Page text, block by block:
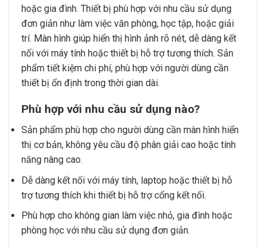
hoặc gia đình. Thiết bị phù hợp với nhu cầu sử dụng
đơn giản như làm việc văn phòng, học tập, hoặc giải
trí. Màn hình giúp hiển thị hình ảnh rõ nét, dễ dàng kết
nối với máy tính hoặc thiết bị hỗ trợ tương thích. Sản
phẩm tiết kiệm chi phí, phù hợp với người dùng cần
thiết bị ổn định trong thời gian dài.
Phù hợp với nhu cầu sử dụng nào?
Sản phẩm phù hợp cho người dùng cần màn hình hiển
thị cơ bản, không yêu cầu độ phân giải cao hoặc tính
năng nâng cao.
Dễ dàng kết nối với máy tính, laptop hoặc thiết bị hỗ
trợ tương thích khi thiết bị hỗ trợ cổng kết nối.
Phù hợp cho không gian làm việc nhỏ, gia đình hoặc
phòng học với nhu cầu sử dụng đơn giản.